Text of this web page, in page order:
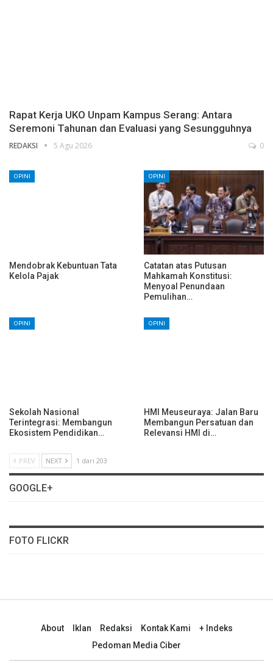
Rapat Kerja UKO Unpam Kampus Serang: Antara
Seremoni Tahunan dan Evaluasi yang Sesungguhnya
REDAKSI 5 Agu 2026 0
OPINI
Mendobrak Kebuntuan Tata
Kelola Pajak
OPINI
Catatan atas Putusan
Mahkamah Konstitusi:
Menyoal Penundaan
Pemulihan…
OPINI
Sekolah Nasional
Terintegrasi: Membangun
Ekosistem Pendidikan…
OPINI
HMI Meuseuraya: Jalan Baru
Membangun Persatuan dan
Relevansi HMI di…
PREV NEXT 1 dari 203
GOOGLE+
FOTO FLICKR
About Iklan Redaksi Kontak Kami
+ Indeks
Pedoman Media Ciber